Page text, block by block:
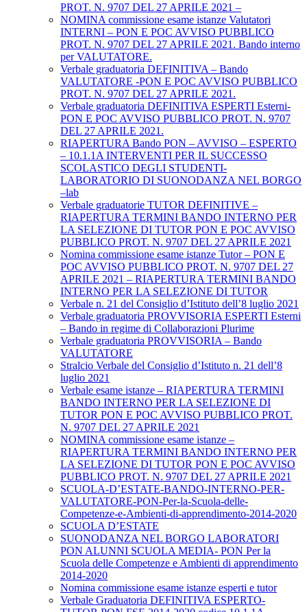
PROT. N. 9707 DEL 27 APRILE 2021 –
NOMINA commissione esame istanze Valutatori
INTERNI – PON E POC AVVISO PUBBLICO
PROT. N. 9707 DEL 27 APRILE 2021. Bando interno
per VALUTATORE.
Verbale graduatoria DEFINITIVA – Bando
VALUTATORE -PON E POC AVVISO PUBBLICO
PROT. N. 9707 DEL 27 APRILE 2021.
Verbale graduatoria DEFINITIVA ESPERTI Esterni-
PON E POC AVVISO PUBBLICO PROT. N. 9707
DEL 27 APRILE 2021.
RIAPERTURA Bando PON – AVVISO – ESPERTO
– 10.1.1A INTERVENTI PER IL SUCCESSO
SCOLASTICO DEGLI STUDENTI-
LABORATORIO DI SUONODANZA NEL BORGO
–lab
Verbale graduatorie TUTOR DEFINITIVE –
RIAPERTURA TERMINI BANDO INTERNO PER
LA SELEZIONE DI TUTOR PON E POC AVVISO
PUBBLICO PROT. N. 9707 DEL 27 APRILE 2021
Nomina commissione esame istanze Tutor – PON E
POC AVVISO PUBBLICO PROT. N. 9707 DEL 27
APRILE 2021 – RIAPERTURA TERMINI BANDO
INTERNO PER LA SELEZIONE DI TUTOR
Verbale n. 21 del Consiglio d’Istituto dell’8 luglio 2021
Verbale graduatoria PROVVISORIA ESPERTI Esterni
– Bando in regime di Collaborazioni Plurime
Verbale graduatoria PROVVISORIA – Bando
VALUTATORE
Stralcio Verbale del Consiglio d’Istituto n. 21 dell’8
luglio 2021
Verbale esame istanze – RIAPERTURA TERMINI
BANDO INTERNO PER LA SELEZIONE DI
TUTOR PON E POC AVVISO PUBBLICO PROT.
N. 9707 DEL 27 APRILE 2021
NOMINA commissione esame istanze –
RIAPERTURA TERMINI BANDO INTERNO PER
LA SELEZIONE DI TUTOR PON E POC AVVISO
PUBBLICO PROT. N. 9707 DEL 27 APRILE 2021
SCUOLA-D’ESTATE-BANDO-INTERNO-PER-
VALUTATORE-PON-Per-la-Scuola-delle-
Competenze-e-Ambienti-di-apprendimento-2014-2020
SCUOLA D’ESTATE
SUONODANZA NEL BORGO LABORATORI
PON ALUNNI SCUOLA MEDIA- PON Per la
Scuola delle Competenze e Ambienti di apprendimento
2014-2020
Nomina commissione esame istanze esperti e tutor
Verbale Graduatoria DEFINITIVA ESPERTO-